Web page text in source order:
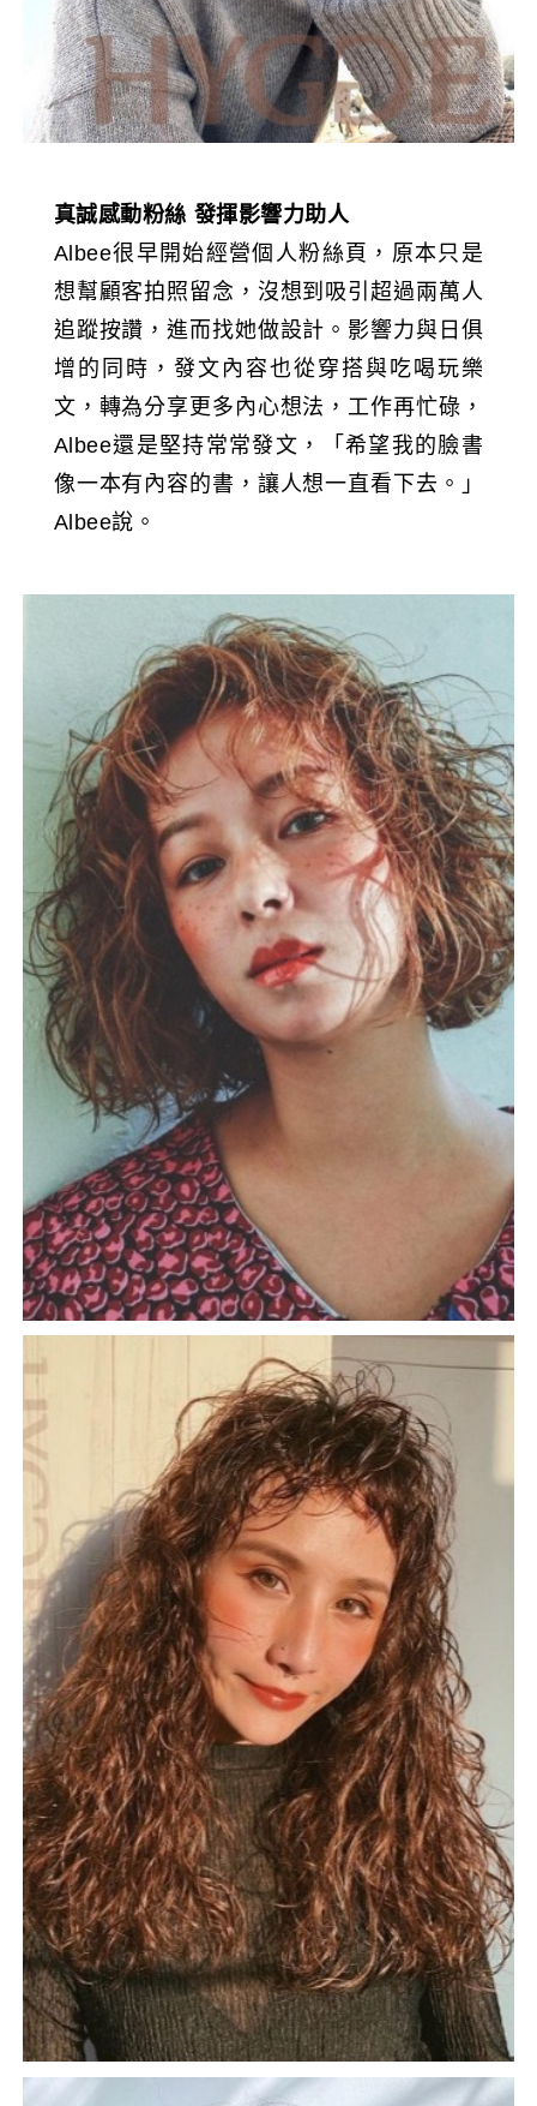
真誠感動粉絲 發揮影響力助人
Albee很早開始經營個人粉絲頁，原本只是
想幫顧客拍照留念，沒想到吸引超過兩萬人
追蹤按讚，進而找她做設計。影響力與日俱
增的同時，發文內容也從穿搭與吃喝玩樂
文，轉為分享更多內心想法，工作再忙碌，
Albee還是堅持常常發文，「希望我的臉書
像一本有內容的書，讓人想一直看下去。」
Albee說。